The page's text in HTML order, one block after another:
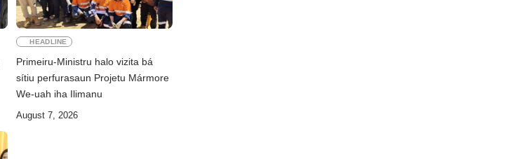
HEADLINE
Primeiru-Ministru halo vizita bá
sítiu perfurasaun Projetu Mármore
We-uah iha Ilimanu
August 7, 2026